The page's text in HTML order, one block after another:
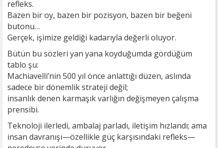
refleks.
Bazen bir oy, bazen bir pozisyon, bazen bir beğeni
butonu…
Gerçek, işimize geldiği kadarıyla değerli oluyor.
Bütün bu sözleri yan yana koyduğumda gördüğüm
tablo şu:
Machiavelli’nin 500 yıl önce anlattığı düzen, aslında
sadece bir dönemlik strateji değil;
insanlık denen karmaşık varlığın değişmeyen çalışma
prensibi.
Teknoloji ilerledi, ambalaj parladı, iletişim hızlandı; ama
insan davranışı—özellikle güç karşısındaki refleks—